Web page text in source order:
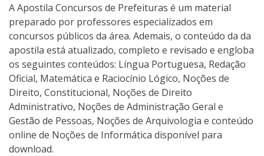
A Apostila Concursos de Prefeituras é um material
preparado por professores especializados em
concursos públicos da área. Ademais, o conteúdo da da
apostila está atualizado, completo e revisado e engloba
os seguintes conteúdos: Língua Portuguesa, Redação
Oficial, Matemática e Raciocínio Lógico, Noções de
Direito, Constitucional, Noções de Direito
Administrativo, Noções de Administração Geral e
Gestão de Pessoas, Noções de Arquivologia e conteúdo
online de Noções de Informática disponível para
download.